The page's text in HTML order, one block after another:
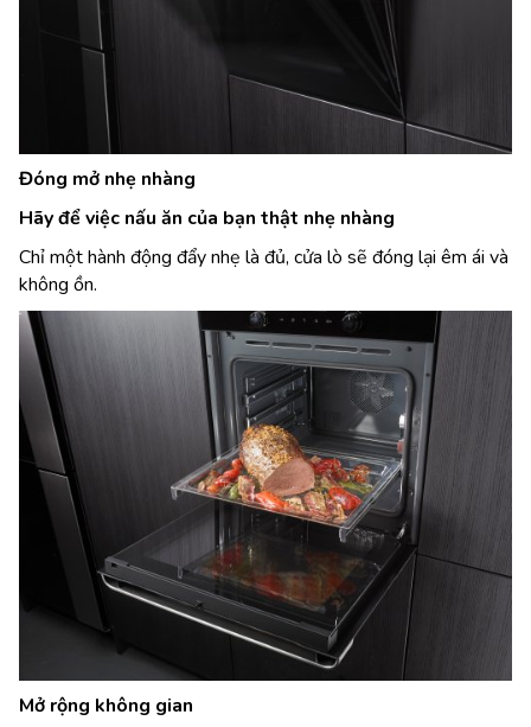
Đóng mở nhẹ nhàng
Hãy để việc nấu ăn của bạn thật nhẹ nhàng
Chỉ một hành động đẩy nhẹ là đủ, cửa lò sẽ đóng lại êm ái và
không ồn.
Mở rộng không gian